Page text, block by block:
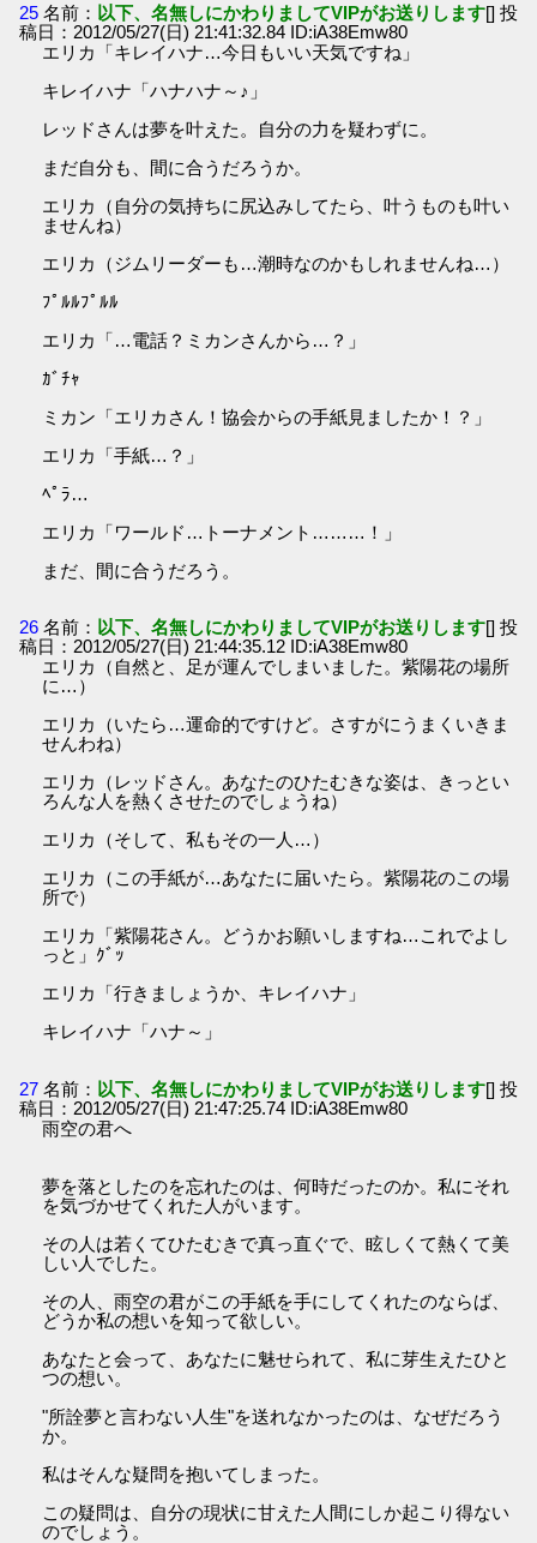
25 名前： 以下、名無しにかわりましてVIPがお送りします[] 投
稿日：2012/05/27(日) 21:41:32.84 ID:iA38Emw80
エリカ「キレイハナ…今日もいい天気ですね」
キレイハナ「ハナハナ～♪」
レッドさんは夢を叶えた。自分の力を疑わずに。
まだ自分も、間に合うだろうか。
エリカ（自分の気持ちに尻込みしてたら、叶うものも叶い
ませんね）
エリカ（ジムリーダーも…潮時なのかもしれませんね…）
ﾌﾟﾙﾙﾌﾟﾙﾙ
エリカ「…電話？ミカンさんから…？」
ｶﾞﾁｬ
ミカン「エリカさん！協会からの手紙見ましたか！？」
エリカ「手紙…？」
ﾍﾟﾗ…
エリカ「ワールド…トーナメント………！」
まだ、間に合うだろう。
26 名前： 以下、名無しにかわりましてVIPがお送りします[] 投
稿日：2012/05/27(日) 21:44:35.12 ID:iA38Emw80
エリカ（自然と、足が運んでしまいました。紫陽花の場所
に…）
エリカ（いたら…運命的ですけど。さすがにうまくいきま
せんわね）
エリカ（レッドさん。あなたのひたむきな姿は、きっとい
ろんな人を熱くさせたのでしょうね）
エリカ（そして、私もその一人…）
エリカ（この手紙が…あなたに届いたら。紫陽花のこの場
所で）
エリカ「紫陽花さん。どうかお願いしますね…これでよし
っと」ｸﾞｯ
エリカ「行きましょうか、キレイハナ」
キレイハナ「ハナ～」
27 名前： 以下、名無しにかわりましてVIPがお送りします[] 投
稿日：2012/05/27(日) 21:47:25.74 ID:iA38Emw80
雨空の君へ
夢を落としたのを忘れたのは、何時だったのか。私にそれ
を気づかせてくれた人がいます。
その人は若くてひたむきで真っ直ぐで、眩しくて熱くて美
しい人でした。
その人、雨空の君がこの手紙を手にしてくれたのならば、
どうか私の想いを知って欲しい。
あなたと会って、あなたに魅せられて、私に芽生えたひと
つの想い。
"所詮夢と言わない人生"を送れなかったのは、なぜだろう
か。
私はそんな疑問を抱いてしまった。
この疑問は、自分の現状に甘えた人間にしか起こり得ない
のでしょう。